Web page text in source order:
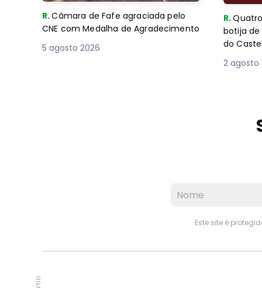
R.Câmara de Fafe agraciada pelo
CNE com Medalha de Agradecimento
5 agosto 2026
R.
botija
do
2 agosto
Este site é
PUB.